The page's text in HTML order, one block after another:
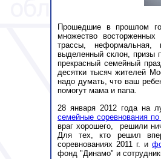
Прошедшие в прошлом
множество восторженных
трассы, неформальная,
выделенный склон, призы
прекрасный семейный
десятки тысяч жителей
надо думать, что ваш
помогут мама и папа.
28 января 2012 года на
семейные соревнования
враг хорошего, решили
Для тех, кто решил
соревнованиях 2011 г. и
фонд "Динамо" и